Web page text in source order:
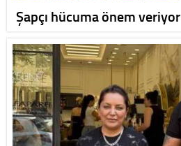
Şapçı hücuma önem veriyor